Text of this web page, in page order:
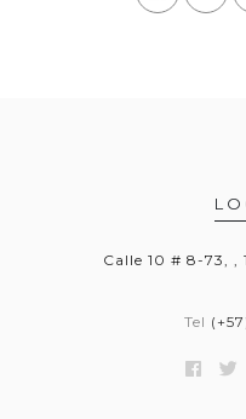
Calle 10 # 8-73, ,
Tel